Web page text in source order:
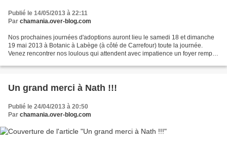
Publié le 14/05/2013 à 22:11
Par chamania.over-blog.com
Nos prochaines journées d'adoptions auront lieu le samedi 18 et dimanche
19 mai 2013 à Botanic à Labège (à côté de Carrefour) toute la journée.
Venez rencontrer nos loulous qui attendent avec impatience un foyer rempli
Un grand merci à Nath !!!
Publié le 24/04/2013 à 20:50
Par chamania.over-blog.com